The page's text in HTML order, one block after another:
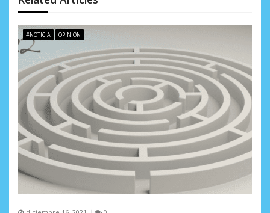
e
e
n
t
r
d
a
s
#NOTICIA OPINIÓN